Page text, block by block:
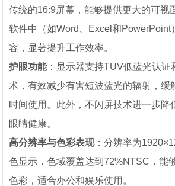
传统的16:9屏幕，能够提供更大的可视
软件中（如Word、Excel和PowerPoint
容，显著提升工作效率。
护眼功能：显示器支持TUV低蓝光认证
术，有效减少有害短波蓝光的辐射，缓
时间使用。此外，不闪屏技术进一步降
眼睛健康。
高分辨率与色彩表现：分辨率为
色显示，色域覆盖达到72%NTSC，能
色彩，适合办公和娱乐使用。